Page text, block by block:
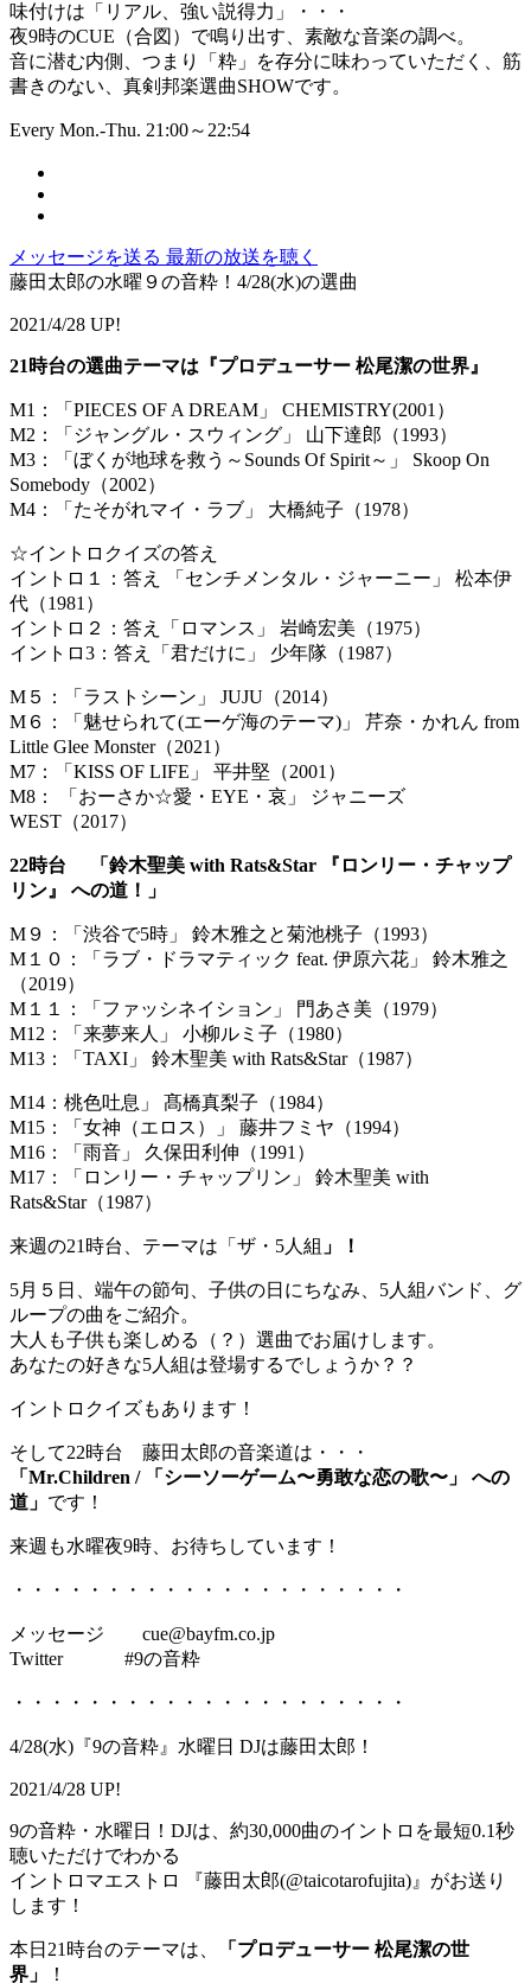
味付けは「リアル、強い説得力」・・・
夜9時のCUE（合図）で鳴り出す、素敵な音楽の調べ。
音に潜む内側、つまり「粋」を存分に味わっていただく、筋
書きのない、真剣邦楽選曲SHOWです。
Every Mon.-Thu. 21:00～22:54
メッセージを送る 最新の放送を聴く
藤田太郎の水曜９の音粋！4/28(水)の選曲
2021/4/28 UP!
21時台の選曲テーマは『プロデューサー 松尾潔の世界』
M1：「PIECES OF A DREAM」 CHEMISTRY(2001）
M2：「ジャングル・スウィング」 山下達郎（1993）
M3：「ぼくが地球を救う～Sounds Of Spirit～」 Skoop On
Somebody（2002）
M4：「たそがれマイ・ラブ」 大橋純子（1978）
☆イントロクイズの答え
イントロ１：答え 「センチメンタル・ジャーニー」 松本伊
代（1981）
イントロ２：答え「ロマンス」 岩崎宏美（1975）
イントロ3：答え「君だけに」 少年隊（1987）
M５：「ラストシーン」 JUJU（2014）
M６：「魅せられて(エーゲ海のテーマ)」 芹奈・かれん from
Little Glee Monster（2021）
M7：「KISS OF LIFE」 平井堅（2001）
M8： 「おーさか☆愛・EYE・哀」 ジャニーズ
WEST（2017）
22時台 「鈴木聖美 with Rats&Star 『ロンリー・チャップ
リン』 への道！」
M９：「渋谷で5時」 鈴木雅之と菊池桃子（1993）
M１０：「ラブ・ドラマティック feat. 伊原六花」 鈴木雅之
（2019）
M１１：「ファッシネイション」 門あさ美（1979）
M12：「来夢来人」 小柳ルミ子（1980）
M13：「TAXI」 鈴木聖美 with Rats&Star（1987）
M14：桃色吐息」 髙橋真梨子（1984）
M15：「女神（エロス）」 藤井フミヤ（1994）
M16：「雨音」 久保田利伸（1991）
M17：「ロンリー・チャップリン」 鈴木聖美 with
Rats&Star（1987）
来週の21時台、テーマは「ザ・5人組 」！
5月５日、端午の節句、子供の日にちなみ、5人組バンド、グ
ループの曲をご紹介。
大人も子供も楽しめる（？）選曲でお届けします。
あなたの好きな5人組は登場するでしょうか？？
イントロクイズもあります！
そして22時台 藤田太郎の音楽道は・・・
「Mr.Children / 「シーソーゲーム〜勇敢な恋の歌〜」 への
道」 です！
来週も水曜夜9時、お待ちしています！
・・・・・・・・・・・・・・・・・・・・・
メッセージ cue@bayfm.co.jp
Twitter #9の音粋
・・・・・・・・・・・・・・・・・・・・・
4/28(水)『9の音粋』水曜日 DJは藤田太郎！
2021/4/28 UP!
9の音粋・水曜日！DJは、約30,000曲のイントロを最短0.1秒
聴いただけでわかる
イントロマエストロ 『藤田太郎(@taicotarofujita)』がお送り
します！
本日21時台のテーマは、
「プロデューサー 松尾潔の世
界」
！